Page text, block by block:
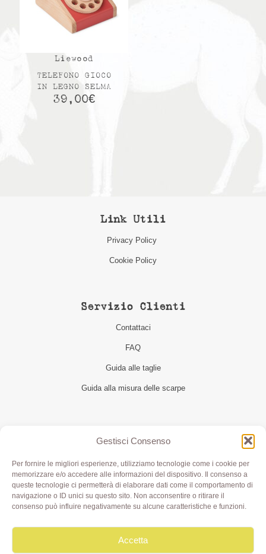
Gestisci Consenso
Per fornire le migliori esperienze, utilizziamo tecnologie come i cookie per
memorizzare e/o accedere alle informazioni del dispositivo. Il consenso a
queste tecnologie ci permetterà di elaborare dati come il comportamento di
navigazione o ID unici su questo sito. Non acconsentire o ritirare il
consenso può influire negativamente su alcune caratteristiche e funzioni.
Accetta
Liewood
TELEFONO GIOCO
IN LEGNO SELMA
39,00€
Link Utili
Privacy Policy
Cookie Policy
Servizio Clienti
Contattaci
FAQ
Guida alle taglie
Guida alla misura delle scarpe
Seguici
Olivia di Aimi Roberta | Borgo XX Marzo 6/c Parma | P.IVA